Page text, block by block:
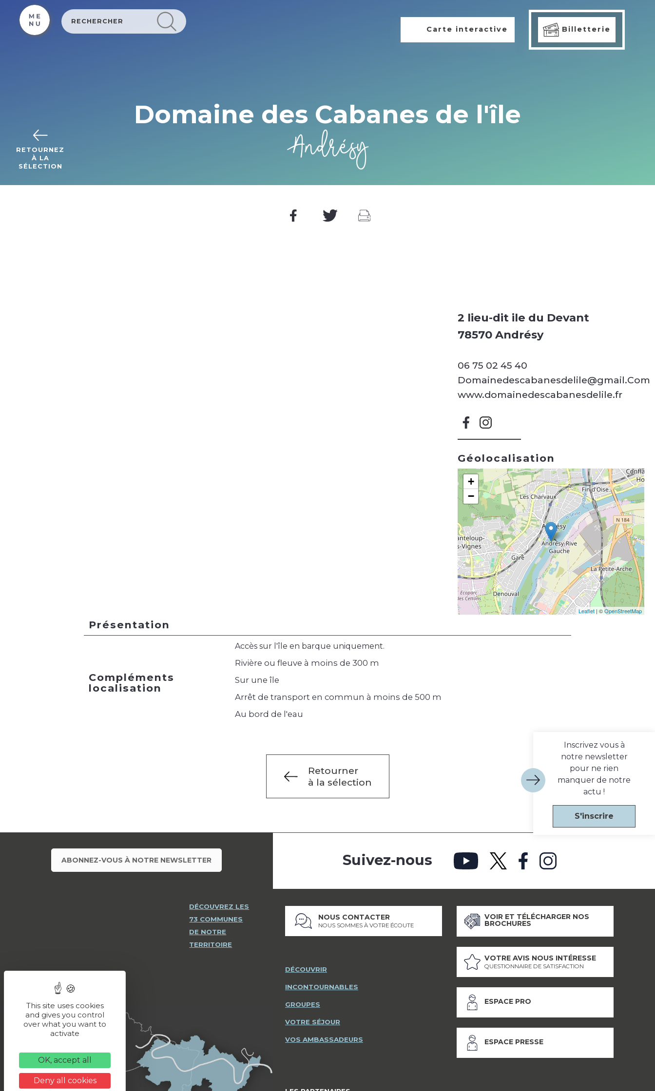
Carte interactive Billetterie
RETOURNEZ
À LA
SÉLECTION
Domaine des Cabanes de l'île
Andrésy
2 lieu-dit ile du Devant
78570 Andrésy
06 75 02 45 40
Domainedescabanesdelile@gmail.Com
www.domainedescabanesdelile.fr
Géolocalisation
+
−
Leaflet| ©OpenStreetMap
Présentation
Compléments
localisation
Accès sur l'île en barque uniquement.
Rivière ou fleuve à moins de 300 m
Sur une île
Arrêt de transport en commun à moins de 500 m
Au bord de l'eau
Retourner
à la sélection
Inscrivez vous à
notre newsletter
pour ne rien
manquer de notre
actu !
S'inscrire
ABONNEZ-VOUS À NOTRE NEWSLETTER
DÉCOUVREZ LES
73 COMMUNES
DE NOTRE
TERRITOIRE
Suivez-nous
NOUS CONTACTER
NOUS SOMMES À VOTRE ÉCOUTE
DÉCOUVRIR
INCONTOURNABLES
GROUPES
VOTRE SÉJOUR
VOS AMBASSADEURS
VOIR ET TÉLÉCHARGER NOS
BROCHURES
VOTRE AVIS NOUS INTÉRESSE
QUESTIONNAIRE DE SATISFACTION
ESPACE PRO
ESPACE PRESSE
Cookies management panel
This site uses cookies
and gives you control
over what you want to
activate
OK, accept all
Deny all cookies